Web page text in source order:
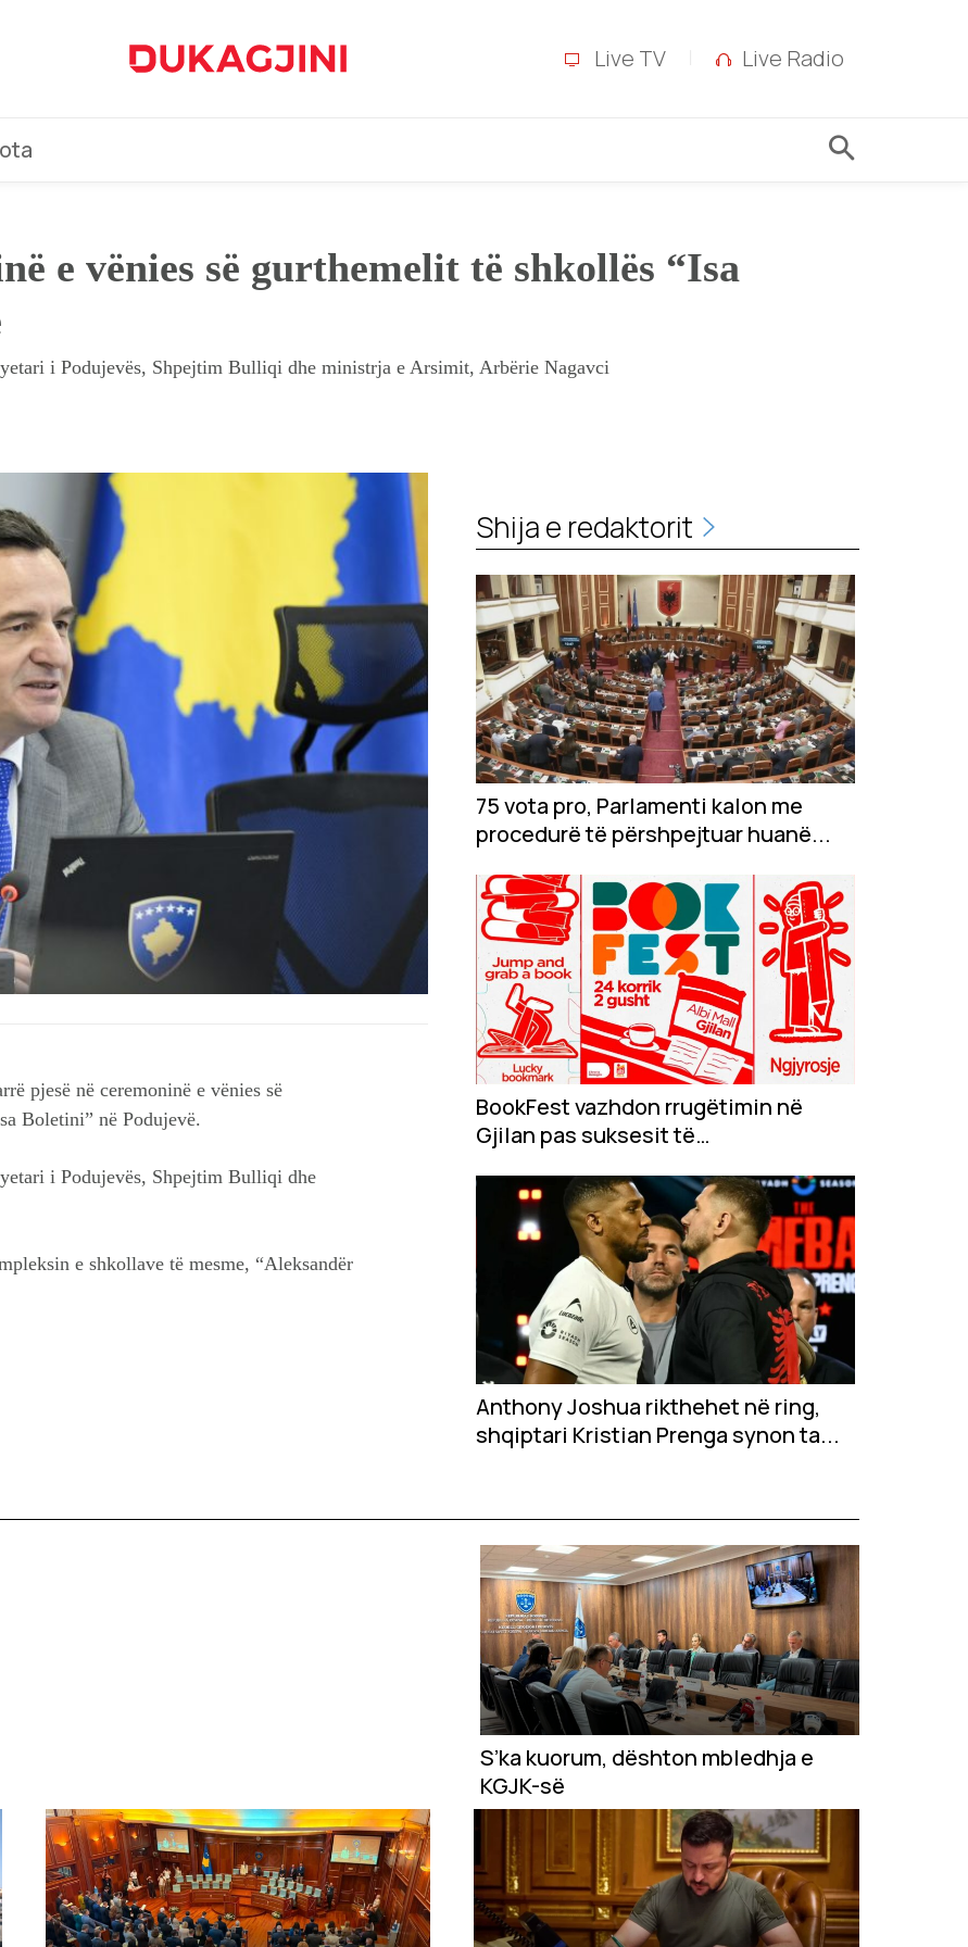
Live TV Live Radio
e vënies së gurthemelit të shkollës “Isa
i Podujevës, Shpejtim Bulliqi dhe ministrja e Arsimit, Arbërie Nagavci
pjesë në ceremoninë e vënies së
Boletini” në Podujevë.
i Podujevës, Shpejtim Bulliqi dhe
e shkollave të mesme, “Aleksandër
Shija e redaktorit
75 vota pro, Parlamenti kalon me
procedurë të përshpejtuar huanë...
BookFest vazhdon rrugëtimin në
Gjilan pas suksesit të
Anthony Joshua rikthehet në ring,
shqiptari Kristian Prenga synon ta...
S’ka kuorum, dështon mbledhja e
KGJK-së